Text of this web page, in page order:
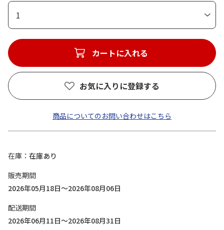
1
カートに入れる
お気に入りに登録する
商品についてのお問い合わせはこちら
在庫
在庫あり
販売期間
2026年05月18日～2026年08月06日
配送期間
2026年06月11日～2026年08月31日